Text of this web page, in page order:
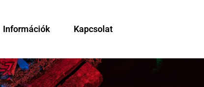
Információk Kapcsolat